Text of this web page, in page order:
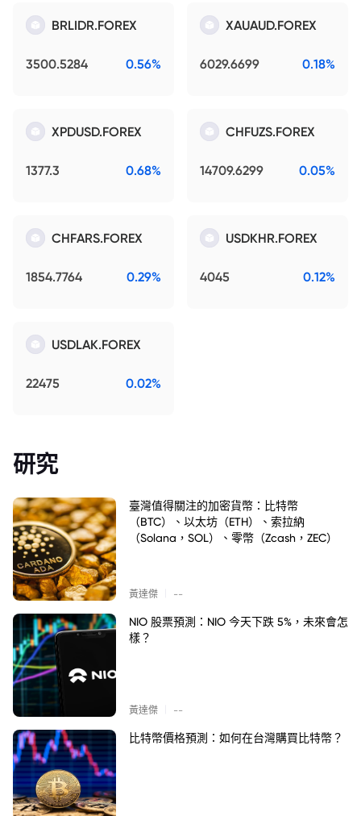
BRLIDR.FOREX
3500.5284 0.56%
XAUAUD.FOREX
6029.6699 0.18%
XPDUSD.FOREX
1377.3 0.68%
CHFUZS.FOREX
14709.6299 0.05%
CHFARS.FOREX
1854.7764 0.29%
USDKHR.FOREX
4045 0.12%
USDLAK.FOREX
22475 0.02%
研究
臺灣值得關注的加密貨幣：比特幣
（BTC）、以太坊（ETH）、索拉納
（Solana，SOL）、零幣（Zcash，ZEC）
黃達傑 --
NIO 股票預測：NIO 今天下跌 5%，未來會怎
樣？
黃達傑 --
比特幣價格預測：如何在台灣購買比特幣？